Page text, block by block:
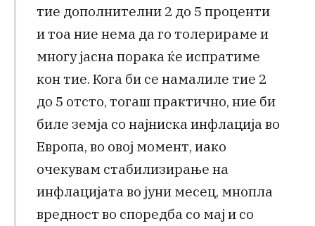
тие дополнителни 2 до 5 проценти
и тоа ние нема да го толерираме и
многу јасна порака ќе испратиме
кон тие. Кога би се намалиле тие 2
до 5 отсто, тогаш практично, ние би
биле земја со најниска инфлација во
Европа, во овој момент, иако
очекувам стабилизирање на
инфлацијата во јуни месец, мнопла
вредност во споредба со мај и со